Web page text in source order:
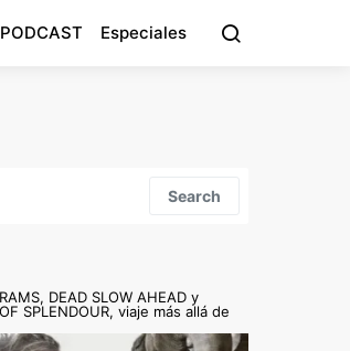
PODCAST Especiales
Search
DEAD SLOW AHEAD y
SPLENDOUR, viaje más allá de